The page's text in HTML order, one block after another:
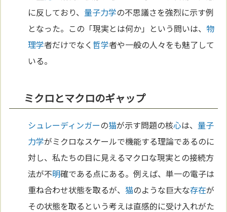
に反しており、 量子力学の不思議さを強烈に示す例
となった。この「現実とは何か」という問いは、 物
理学者だけでなく 哲学者や一般の人々をも魅了して
いる。
ミクロとマクロのギャップ
シュレーディンガーの猫が示す問題の核心は、 量子
力学がミクロなスケールで機能する理論であるのに
対し、私たちの目に見えるマクロな現実との接続方
法が不明確である点にある。例えば、単一の電子は
重ね合わせ状態を取るが、 猫のような巨大な存在が
その状態を取るという考えは直感的に受け入れがた